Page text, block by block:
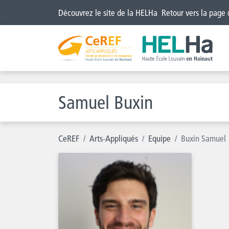
Découvrez le site de la HELHa Retour vers la page
Samuel Buxin
CeREF Arts-Appliqués Equipe Buxin Samuel